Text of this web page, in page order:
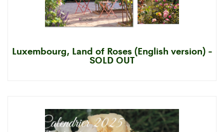
Luxembourg, Land of Roses (English version) -
SOLD OUT